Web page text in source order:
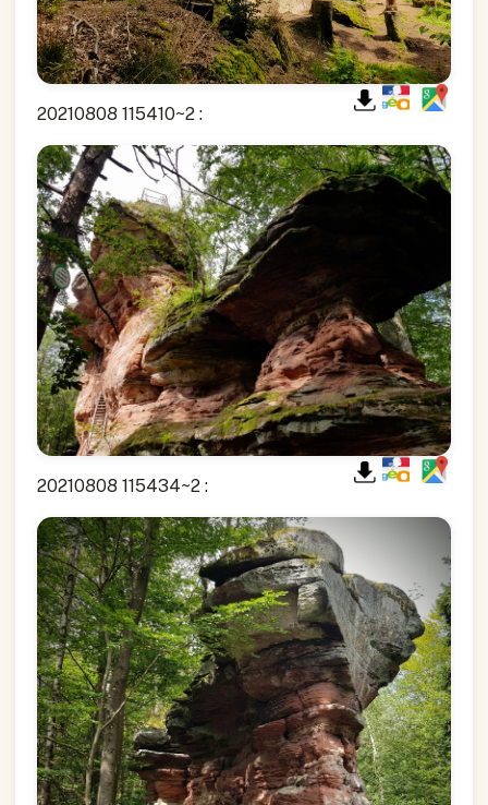
20210808 115410~2 :
20210808 115434~2 :